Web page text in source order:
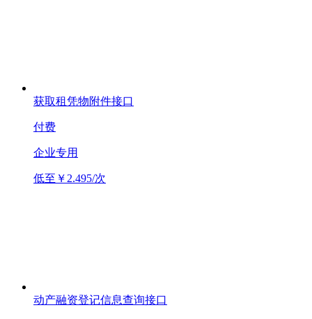
获取租凭物附件接口
付费
企业专用
低至￥2.495/次
动产融资登记信息查询接口